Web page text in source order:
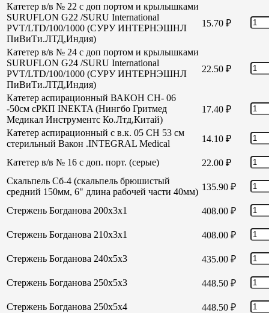
Катетер в/в № 22 с доп портом и крылышками
SURUFLON G22 /SURU International
PVT/LTD/100/1000 (СУРУ ИНТЕРНЭШНЛ
ПиВиТи.ЛТД,Индия)
15.70 ₽
Катетер в/в № 24 с доп портом и крылышками
SURUFLON G24 /SURU International
PVT/LTD/100/1000 (СУРУ ИНТЕРНЭШНЛ
ПиВиТи.ЛТД,Индия)
22.50 ₽
Катетер аспирационный ВАКОН СН- 06
-50см сРКП INEKTA (Нингбо Гритмед
Медикал Инструментс Ко.Лтд,Китай)
17.40 ₽
Катетер аспирационный с в.к. 05 СН 53 см
стерильный Вакон .INTEGRAL Medical
14.10 ₽
Катетер в/в № 16 с доп. порт. (серые) 22.00 ₽
Скальпель Сб-4 (скальпель брюшистый
средний 150мм, 6" длина рабочей части 40мм) 135.90 ₽
Стержень Богданова 200х3х1 408.00 ₽
Стержень Богданова 210х3х1 408.00 ₽
Стержень Богданова 240х5х3 435.00 ₽
Стержень Богданова 250х5х3 448.50 ₽
Стержень Богданова 250х5х4 448.50 ₽